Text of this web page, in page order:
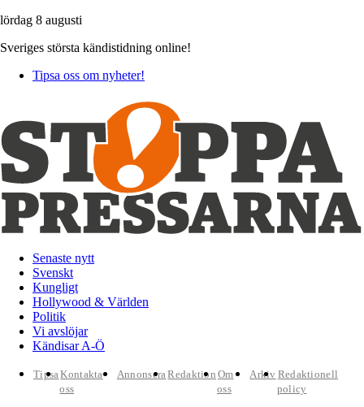
lördag 8 augusti
Sveriges största kändistidning online!
Tipsa oss om nyheter!
Senaste nytt
Svenskt
Kungligt
Hollywood & Världen
Politik
Vi avslöjar
Kändisar A-Ö
TipsaKontakta
oss
AnnonseraRedaktion Om
oss
Arkiv Redaktionell
policy